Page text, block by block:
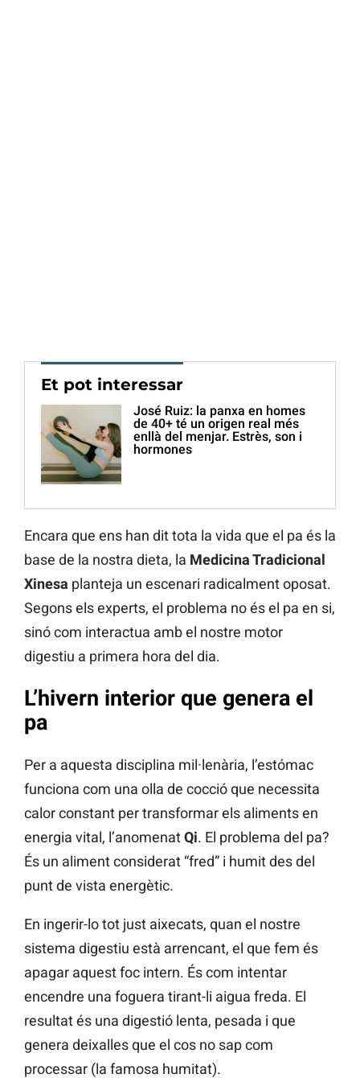
Et pot interessar
José Ruiz: la panxa en homes
de 40+ té un origen real més
enllà del menjar. Estrès, son i
hormones
Encara que ens han dit tota la vida que el pa és la
base de la nostra dieta, la Medicina Tradicional
Xinesa planteja un escenari radicalment oposat.
Segons els experts, el problema no és el pa en si,
sinó com interactua amb el nostre motor
digestiu a primera hora del dia.
L’hivern interior que genera el
pa
Per a aquesta disciplina mil·lenària, l’estómac
funciona com una olla de cocció que necessita
calor constant per transformar els aliments en
energia vital, l’anomenatQi. El problema del pa?
És un aliment considerat “fred” i humit des del
punt de vista energètic.
En ingerir-lo tot just aixecats, quan el nostre
sistema digestiu està arrencant, el que fem és
apagar aquest foc intern. És com intentar
encendre una foguera tirant-li aigua freda. El
resultat és una digestió lenta, pesada i que
genera deixalles que el cos no sap com
processar (la famosa humitat).